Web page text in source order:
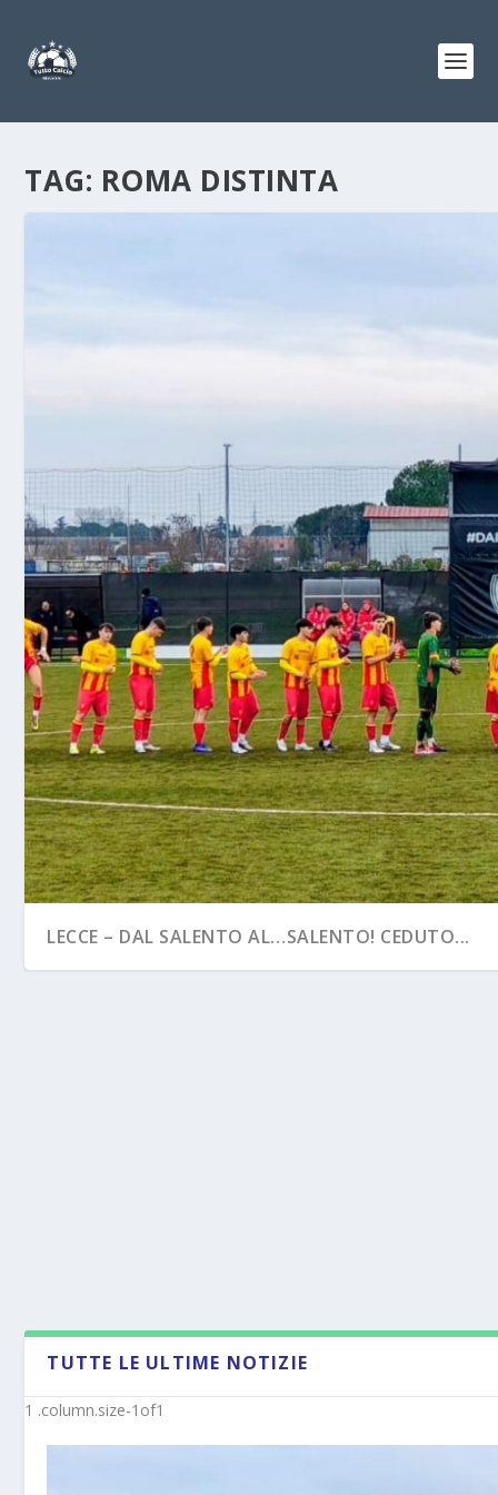
TAG: ROMA DISTINTA
LECCE – DAL SALENTO AL…SALENTO! CEDUTO...
TUTTE LE ULTIME NOTIZIE